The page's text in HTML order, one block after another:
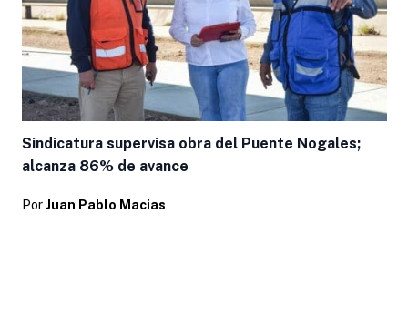
Sindicatura supervisa obra del Puente Nogales;
alcanza 86% de avance
Por Juan Pablo Macias